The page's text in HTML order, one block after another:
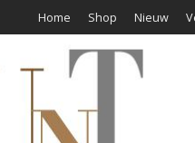
Home Shop Nieuw